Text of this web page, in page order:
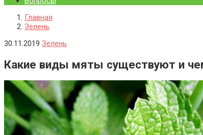
Главная
Зелень
30.11.2019 Зелень
Какие виды мяты существуют и